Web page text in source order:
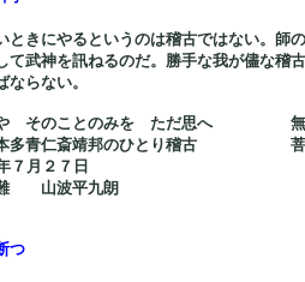
ときにやるというのは稽古ではない。師
て武神を訊ねるのだ。勝手な我が儘な稽
ならない。
や そのことのみを ただ思へ 無
多青仁斎靖邦のひとり稽古 菩提
７月２７日
山波平九朗
つ